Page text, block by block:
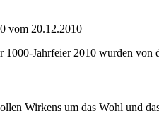
vom 20.12.2010
1000-Jahrfeier 2010 wurden
Wirkens um das Wohl und